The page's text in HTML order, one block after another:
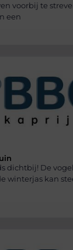
voorbij te
een
dichtbij! De
winterjas kan